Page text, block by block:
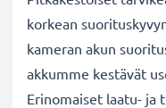
korkean
kameran akun
akkumme kestävät
Erinomaiset laatu- ja